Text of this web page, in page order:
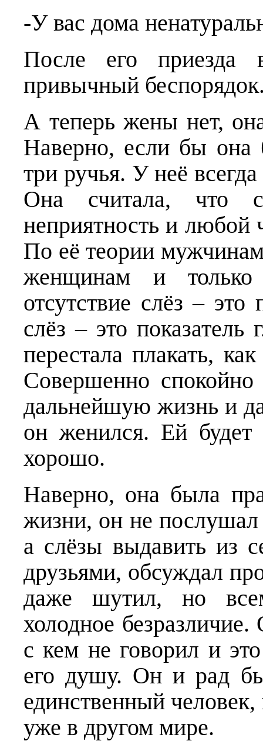
-У вас дома
После его приезда в
привычный
А теперь жены нет,
Наверно, если бы
три ручья. У неё
Она считала, что
неприятность и любой
По её теории
женщинам и только
отсутствие слёз – это
слёз – это
перестала плакать,
Совершенно
дальнейшую жизнь и
он женился. Ей будет
хорошо.
Наверно, она была
жизни, он не послушал
а слёзы выдавить из
друзьями, обсуждал
даже шутил, но
холодное
с кем не говорил и
его душу. Он и рад
единственный
уже в другом мире.